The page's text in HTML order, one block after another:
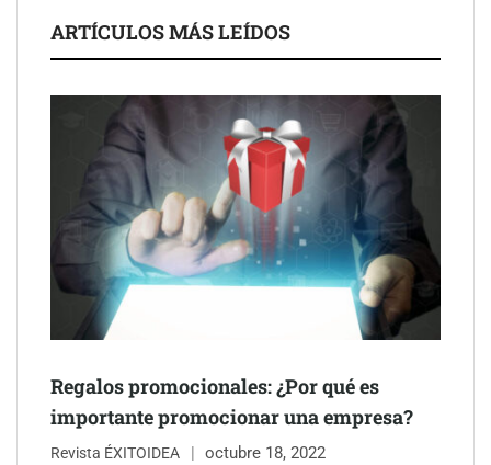
UrbanPay lanza en 19 mercados europeos su solución de pagos
inmobiliarios: hasta 82% de ahorro por cobro
Gestoría Online reduce a unas horas el alta de autónomo
ARTÍCULOS MÁS LEÍDOS
Regalos promocionales: ¿Por qué es
importante promocionar una empresa?
Revista ÉXITOIDEA octubre 18, 2022